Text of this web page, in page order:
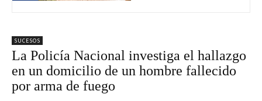
SUCESOS
La Policía Nacional investiga el hallazgo
en un domicilio de un hombre fallecido
por arma de fuego